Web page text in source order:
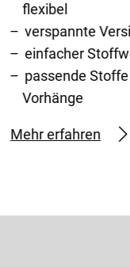
flexibel
verspannte
einfacher
passende
Vorhänge
Mehr erfahren